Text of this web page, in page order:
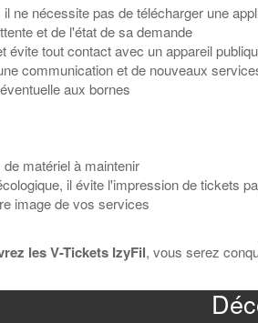
ne nécessite pas de télécharger une
et de l'état de sa demande
évite tout contact avec un appareil
communication et de nouveaux
aux bornes
matériel à maintenir
il évite l'impression de tickets
image de vos services
les V-Tickets IzyFil, vous serez